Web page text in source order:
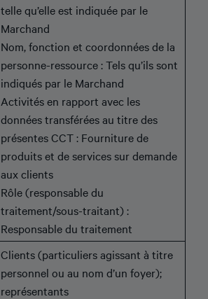
telle qu’elle est indiquée par le
Marchand
Nom, fonction et coordonnées de la
personne-ressource : Tels qu’ils sont
indiqués par le Marchand
Activités en rapport avec les
données transférées au titre des
présentes CCT : Fourniture de
produits et de services sur demande
aux clients
Rôle (responsable du
traitement/sous-traitant) :
Responsable du traitement
Clients (particuliers agissant à titre
personnel ou au nom d’un foyer);
représentants